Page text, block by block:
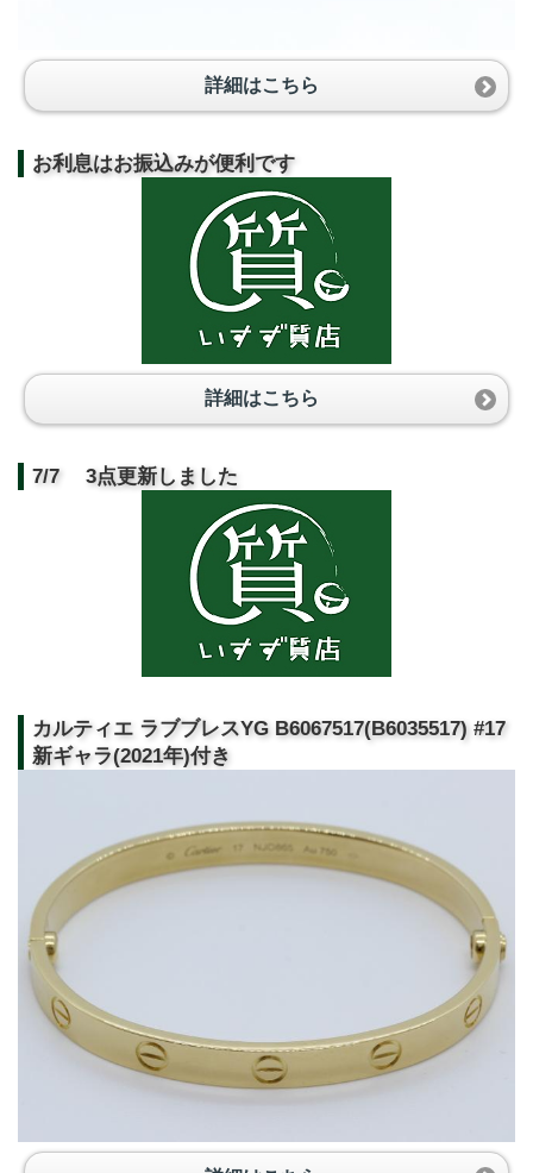
詳細はこちら
お利息はお振込みが便利です
詳細はこちら
7/7 3点更新しました
カルティエ ラブブレスYG B6067517(B6035517) #17
新ギャラ(2021年)付き